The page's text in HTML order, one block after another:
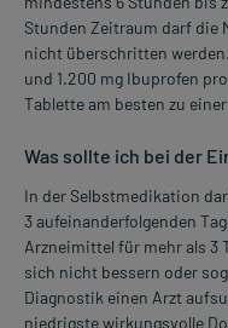
Stunden Zeitraum darf die
nicht überschritten
und 1.200 mg Ibuprofen
Tablette am besten zu
Was sollte ich bei der
In der Selbstmedikation
3 aufeinanderfolgenden
Arzneimittel für mehr als 3
sich nicht bessern oder
Diagnostik einen Arzt
niedrigste wirkungsvolle